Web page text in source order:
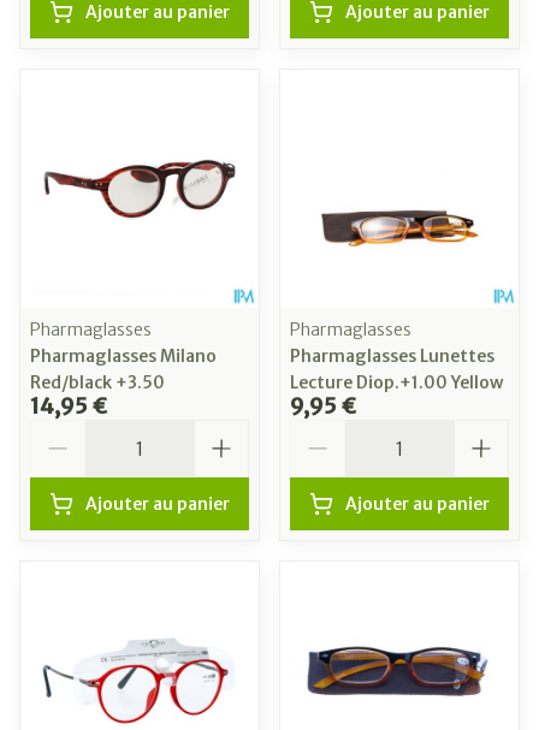
Ajouter au panier Ajouter au panier
Pharmaglasses
Pharmaglasses Milano
Red/black +3.50
14,95 €
Ajouter au panier
Pharmaglasses
Pharmaglasses Lunettes
Lecture Diop.+1.00 Yellow
9,95 €
Ajouter au panier